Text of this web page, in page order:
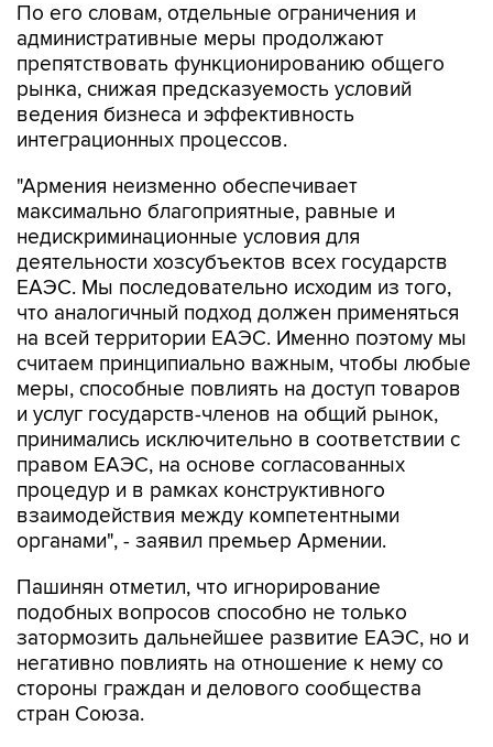
По его словам, отдельные ограничения и
административные меры продолжают
препятствовать функционированию общего
рынка, снижая предсказуемость условий
ведения бизнеса и эффективность
интеграционных процессов.
"Армения неизменно обеспечивает
максимально благоприятные, равные и
недискриминационные условия для
деятельности хозсубъектов всех государств
ЕАЭС. Мы последовательно исходим из того,
что аналогичный подход должен применяться
на всей территории ЕАЭС. Именно поэтому мы
считаем принципиально важным, чтобы любые
меры, способные повлиять на доступ товаров
и услуг государств-членов на общий рынок,
принимались исключительно в соответствии с
правом ЕАЭС, на основе согласованных
процедур и в рамках конструктивного
взаимодействия между компетентными
органами", - заявил премьер Армении.
Пашинян отметил, что игнорирование
подобных вопросов способно не только
затормозить дальнейшее развитие ЕАЭС, но и
негативно повлиять на отношение к нему со
стороны граждан и делового сообщества
стран Союза.